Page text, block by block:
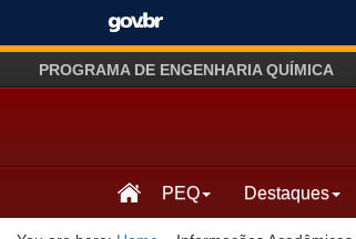
PROGRAMA DE ENGENHARIA QUÍMICA
PEQ Destaques